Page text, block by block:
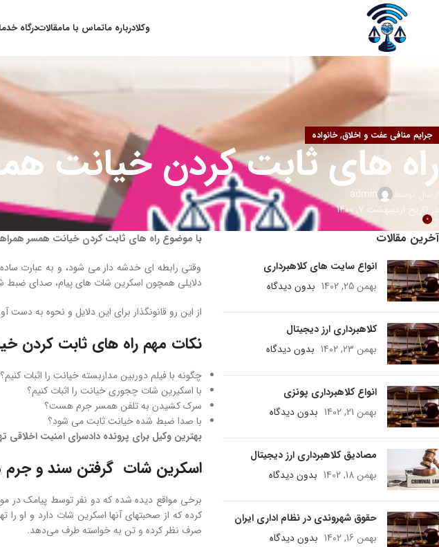
وکلادرباره ماتماس با مامقالاتدرگاه
جرایم منافی عفت و اخلاق,خانواده
راه های ثابت کردن خیانت
ارسال توسط
admin
در تاریخ اردیبهشت 7, 1400
0
آخرین مقالات
انواع سایت های کلاهبرداری
بهمن 25, 1402
بدون دیدگاه
کلاهبرداری ارز دیجیتال
بهمن 23, 1402
بدون دیدگاه
انواع کلاهبرداری پونزی
بهمن 21, 1402
بدون دیدگاه
مصادیق کلاهبرداری ارز دیجیتال
بهمن 18, 1402
بدون دیدگاه
حقوق شهروندی در نظام اداری ایران
بهمن 16, 1402
بدون دیدگاه
با موضوع راه های ثابت کردن خیانت همسر
وقتی رابطه ای خدشه دار می شود، و به عبارت
دلایلی همچون اسکرین شات های پیام، صدای ضبط
از این رو قانونگذار برای این دلایل و نحوه به
نکات مهم راه های ثابت کردن
چگونه با فیلم دوربین مداربسته خیانت را اثبات کنیم؟
با اسکیرین شات چجوری خیانت را اثبات کنیم؟
سرک کشیدن به تلفن همسر جرم هست؟
با صدا ضبط شده خیانت ثابت می شود؟
بهترین وکیل برای پرونده دادسرای امنیت اخلاقی
اسکرین شات گرفتن سند و
برخی مواقع دیده شده که دو نفر توسط پیامک در
کرده که از صحبتهای آنها اسکرین شات دارد و او را
صرف نظر کرده و تن به خواسته طرف می‌دهد.